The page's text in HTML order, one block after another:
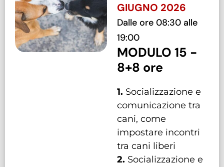
GIUGNO 2026
Dalle ore 08:30 alle
19:00
MODULO 15 -
8+8 ore
1. Socializzazione e
comunicazione tra
cani, come
impostare incontri
tra cani liberi
2. Socializzazione e